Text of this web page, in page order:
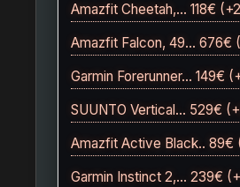
Amazfit Cheetah,… 118€
Amazfit Falcon, 49… 676€
Garmin Forerunner… 149€
SUUNTO Vertical… 529€
Amazfit Active Black..
Garmin Instinct 2,… 239€